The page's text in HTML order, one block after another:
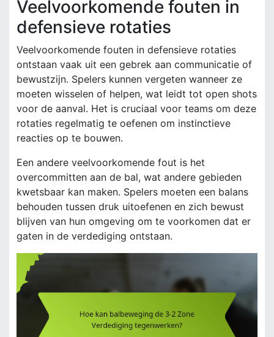
Veelvoorkomende fouten in
defensieve rotaties
Veelvoorkomende fouten in defensieve rotaties
ontstaan vaak uit een gebrek aan communicatie of
bewustzijn. Spelers kunnen vergeten wanneer ze
moeten wisselen of helpen, wat leidt tot open shots
voor de aanval. Het is cruciaal voor teams om deze
rotaties regelmatig te oefenen om instinctieve
reacties op te bouwen.
Een andere veelvoorkomende fout is het
overcommitten aan de bal, wat andere gebieden
kwetsbaar kan maken. Spelers moeten een balans
behouden tussen druk uitoefenen en zich bewust
blijven van hun omgeving om te voorkomen dat er
gaten in de verdediging ontstaan.